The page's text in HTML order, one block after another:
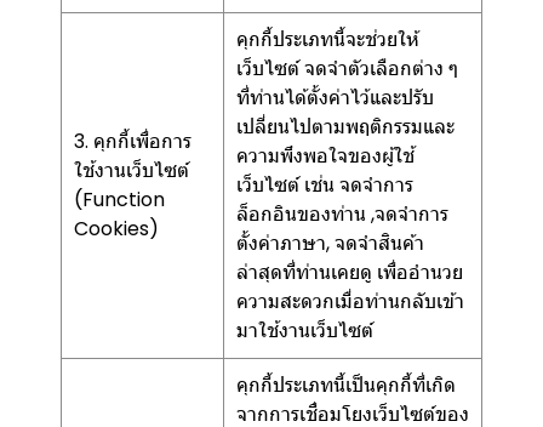
3. คุกกี้เพื่อการ
ใช้งานเว็บไซต์
(Function
Cookies)
คุกกี้ประเภทนี้จะช่วยให้
เว็บไซต์ จดจำตัวเลือกต่าง ๆ
ที่ท่านได้ตั้งค่าไว้และปรับ
เปลี่ยนไปตามพฤติกรรมและ
ความพึงพอใจของผู้ใช้
เว็บไซต์ เช่น จดจำการ
ล็อกอินของท่าน ,จดจำการ
ตั้งค่าภาษา, จดจำสินค้า
ล่าสุดที่ท่านเคยดู เพื่ออำนวย
ความสะดวกเมื่อท่านกลับเข้า
มาใช้งานเว็บไซต์
คุกกี้ประเภทนี้เป็นคุกกี้ที่เกิด
จากการเชื่อมโยงเว็บไซต์ของ